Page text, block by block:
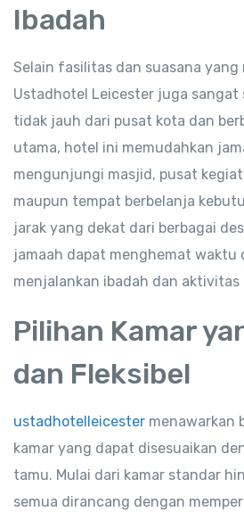
Ibadah
Selain fasilitas dan suasana yang
Ustadhotel Leicester juga sangat
tidak jauh dari pusat kota dan
utama, hotel ini memudahkan
mengunjungi masjid, pusat
maupun tempat berbelanja
jarak yang dekat dari berbagai
jamaah dapat menghemat waktu
menjalankan ibadah dan aktivitas
Pilihan Kamar
dan Fleksibel
ustadhotelleicester menawarkan
kamar yang dapat disesuaikan
tamu. Mulai dari kamar standar
semua dirancang dengan